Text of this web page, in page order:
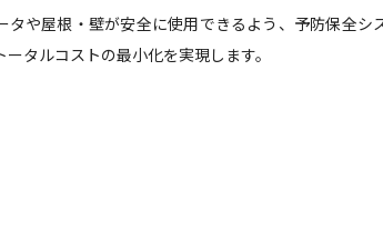
タや屋根・壁が安全に使用できるよう、予防保全
タルコストの最小化を実現します。